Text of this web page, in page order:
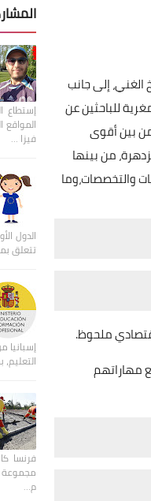
إلى جانب
للباحثين عن
بين أقوى
من بينها
والتخصصات،وما
ملحوظ.
مهاراتهم
إستطاع
فيزا …
الدول
تتعلق
إسبانيا
فرنسا
مجموعة
م…